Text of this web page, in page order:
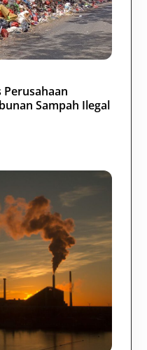
Sampah Ilegal